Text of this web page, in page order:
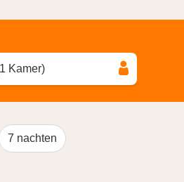
Kamer)
7 nachten